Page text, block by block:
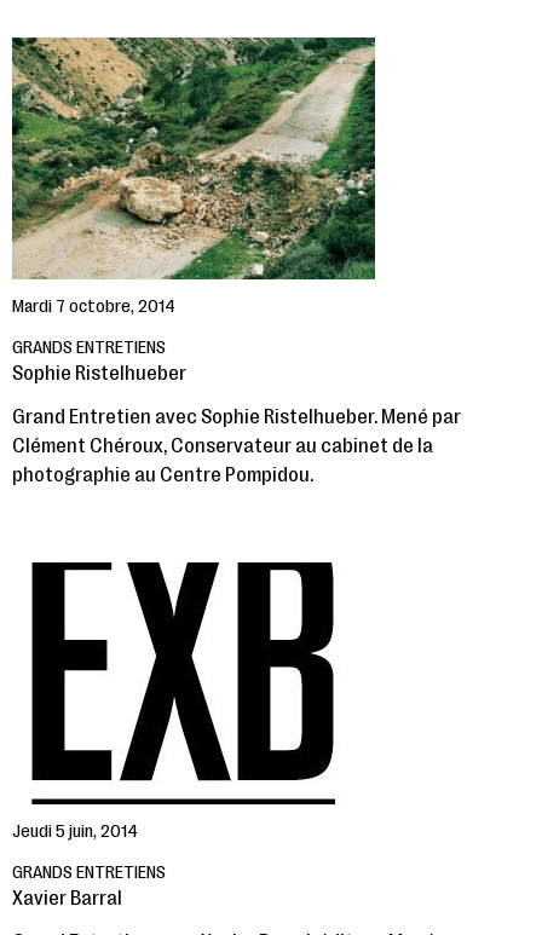
Mardi 7 octobre, 2014
GRANDS ENTRETIENS
Sophie Ristelhueber
Grand Entretien avec Sophie Ristelhueber. Mené par
Clément Chéroux, Conservateur au cabinet de la
photographie au Centre Pompidou.
Jeudi 5 juin, 2014
GRANDS ENTRETIENS
Xavier Barral